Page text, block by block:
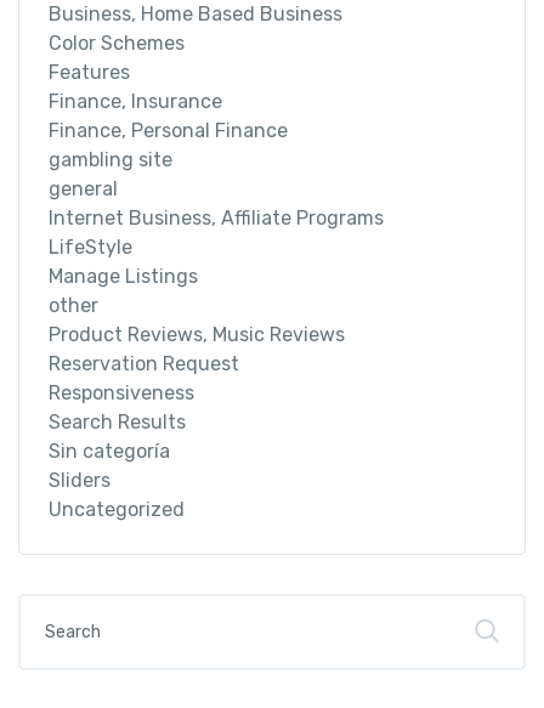
Business, Home Based Business
Color Schemes
Features
Finance, Insurance
Finance, Personal Finance
gambling site
general
Internet Business, Affiliate Programs
LifeStyle
Manage Listings
other
Product Reviews, Music Reviews
Reservation Request
Responsiveness
Search Results
Sin categoría
Sliders
Uncategorized